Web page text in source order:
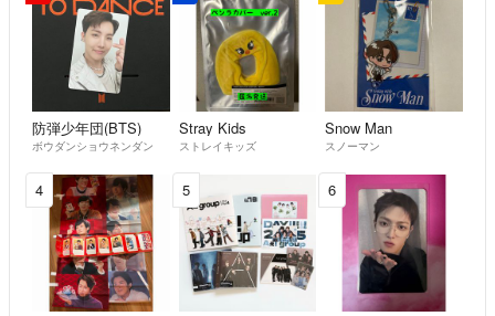
防弾少年団(BTS)
ボウダンショウネンダン
Stray Kids
ストレイキッズ
Snow Man
スノーマン
4 5 6